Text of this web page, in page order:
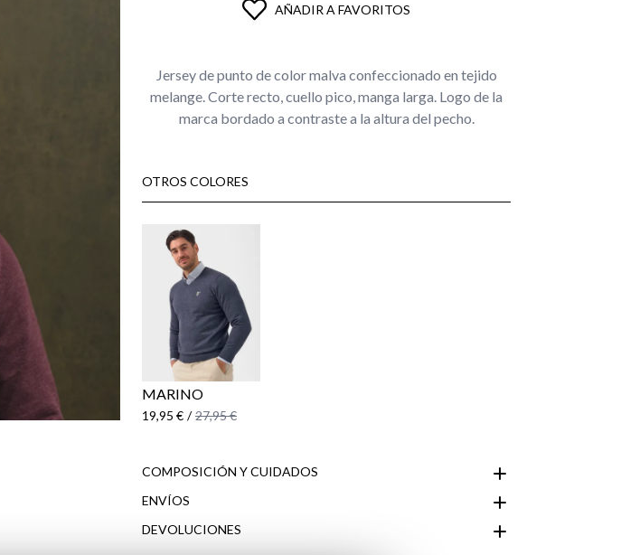
AÑADIR A FAVORITOS
Jersey de punto de color malva confeccionado en tejido
melange. Corte recto, cuello pico, manga larga. Logo de la
marca bordado a contraste a la altura del pecho.
OTROS COLORES
MARINO
19,95 € / 27,95 €
COMPOSICIÓN Y CUIDADOS
ENVÍOS
DEVOLUCIONES